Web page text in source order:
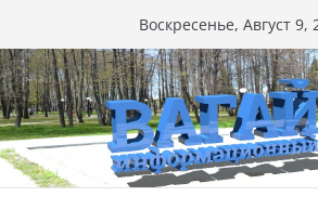
к
содержимому
Воскресенье, Август 9,